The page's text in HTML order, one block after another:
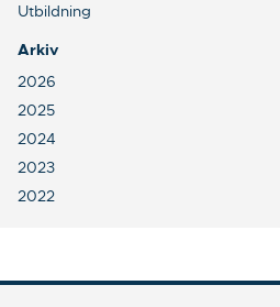
Utbildning
Arkiv
2026
2025
2024
2023
2022